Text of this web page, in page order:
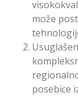
može
posebice